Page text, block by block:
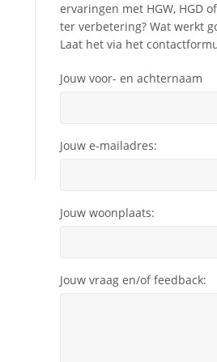
ervaringen met HGW, HGD
ter verbetering? Wat werkt
Laat het via het
Jouw voor- en achternaam
Jouw e-mailadres:
Jouw woonplaats:
Jouw vraag en/of feedback: